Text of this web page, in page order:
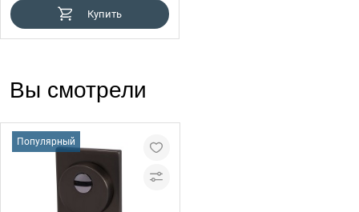
Купить
Вы смотрели
Популярный